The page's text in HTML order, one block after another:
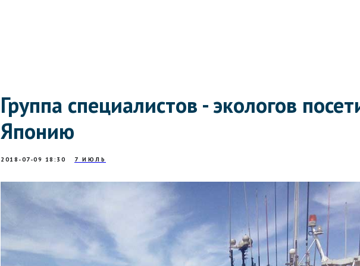
Группа специалистов - экологов
Японию
2018-07-09 18:30 7 ИЮЛЬ